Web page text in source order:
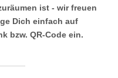
ist - wir freuen
Dich einfach auf
bzw. QR-Code ein.